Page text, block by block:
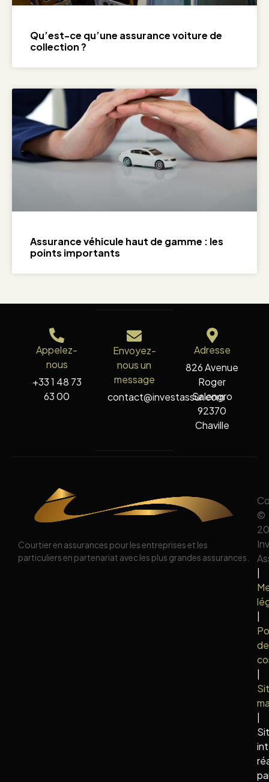
Qu’est-ce qu’une assurance voiture de
collection ?
Assurance véhicule haut de gamme : les
points importants
Appelez-
nous
+33 1 48 73
63 00
Envoyez-
nous un
message
contact@investassur.com
Adresse
826 Avenue
Roger
Salengro
92370
Chaville
Courtier en assurances pour les entreprises et les
particuliers en partenariat avec les plus grandes assurances.
©
|
|
de
|
|